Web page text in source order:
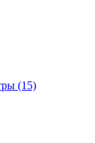
(15)